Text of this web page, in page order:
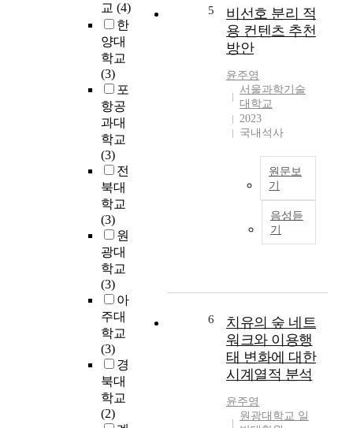
교 (4)
한
양대
학교
(3)
포
항공
과대
학교
(3)
전
북대
학교
(3)
원
광대
학교
(3)
아
주대
학교
(3)
경
북대
학교
(2)
E
.
였
스
5
비선호 분리 적
용 컨텐츠 추천
방안
윤주영
서울과학기술
대학교
2023
국내석사
원문보
기
음성듣
기
6
치유의 숲 네트
워크와 이용행
태 변화에 대한
시계열적 분석
윤주영
원광대학교 일